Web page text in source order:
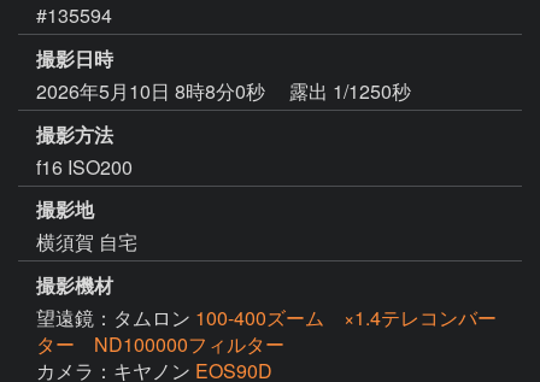
#135594
撮影日時
2026年5月10日 8時8分0秒
露出 1/1250秒
撮影方法
f16 ISO200
撮影地
横須賀 自宅
撮影機材
望遠鏡：タムロン 100-400ズーム ×1.4テレコンバー
ター ND100000フィルター
カメラ：キヤノン EOS90D